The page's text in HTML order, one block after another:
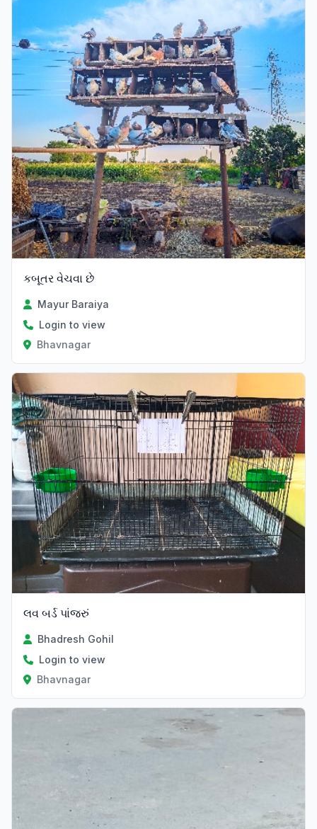
કબૂતર વેચવા છે
Mayur Baraiya
Login to view
Bhavnagar
લવ બર્ડ પાંજરું
Bhadresh Gohil
Login to view
Bhavnagar